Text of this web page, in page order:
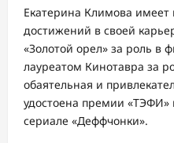
Екатерина Климова имеет
достижений в своей
«Золотой орел» за роль в
лауреатом Кинотавра за
обаятельная и
удостоена премии «ТЭФИ»
сериале «Деффчонки».